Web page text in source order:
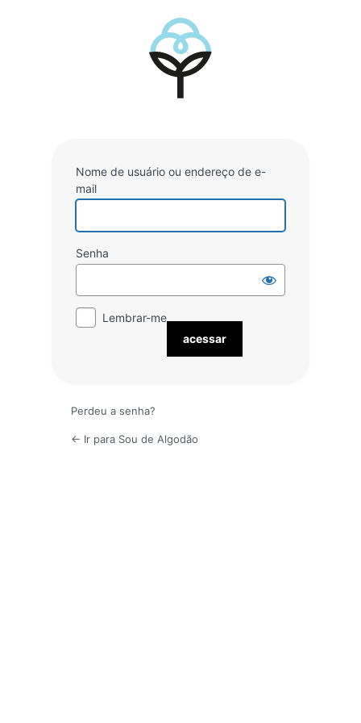
Nome de usuário ou endereço de e-
mail
Senha
Lembrar-me
Perdeu a senha?
← Ir para Sou de Algodão